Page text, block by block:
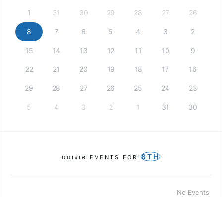
26
27
28
29
30
31
9
10
11
12
13
14
15
16
17
18
19
20
21
22
23
24
25
26
27
28
29
30
31
EVENTS FOR8TH אוגוסט
No Events